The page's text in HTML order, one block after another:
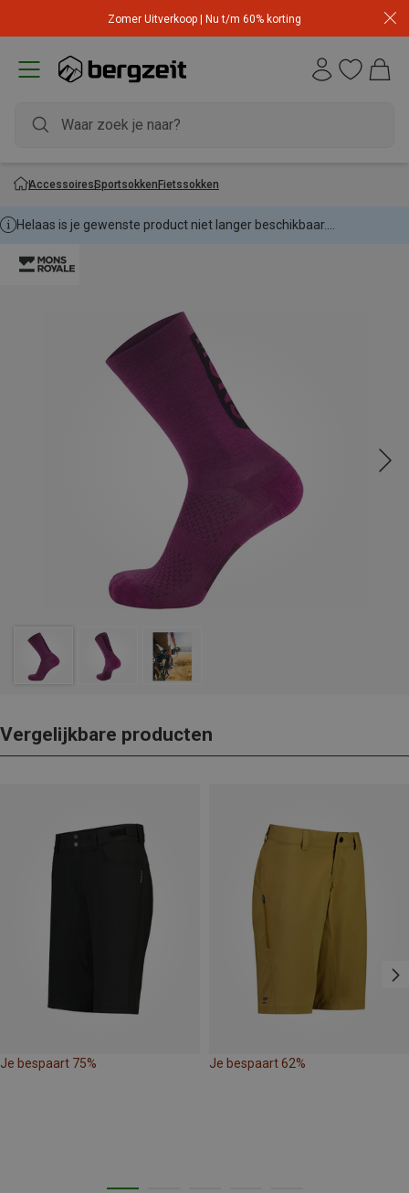
Zomer Uitverkoop | Nu t/m 60% korting
AccessoiresSportsokkenFietssokken
Helaas is je gewenste product niet langer beschikbaar....
Vergelijkbare producten
Je bespaart 75% Je bespaart 62%